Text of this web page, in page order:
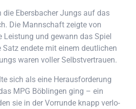
die Ebers­ba­cher Jungs auf das
Die Mann­schaft zeig­te von
Leis­tung und gewann das Spiel
Satz ende­te mit einem deut­li­chen
waren vol­ler Selbstvertrauen.
sich als eine Her­aus­for­de­rung
MPG Böb­lin­gen ging – ein
sie in der Vor­run­de knapp ver­lo­